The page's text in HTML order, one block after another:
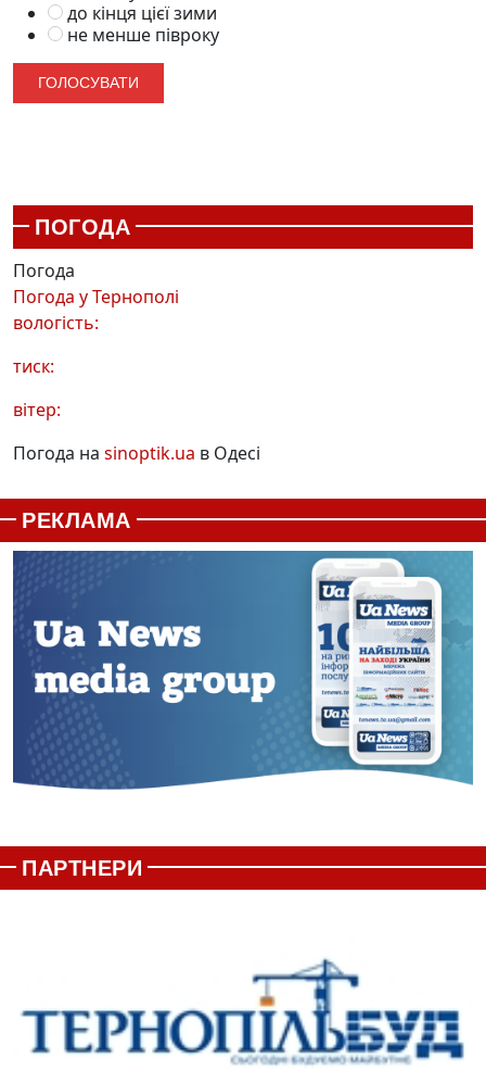
до кінця цієї зими
не менше півроку
ПОГОДА
Погода
Погода уТернополі
вологість:
тиск:
вітер:
Погода на sinoptik.ua в Одесі
РЕКЛАМА
ПАРТНЕРИ